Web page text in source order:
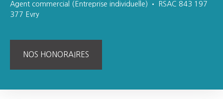
Agent commercial (Entreprise individuelle) • RSAC 843 197
377 Evry
NOS HONORAIRES